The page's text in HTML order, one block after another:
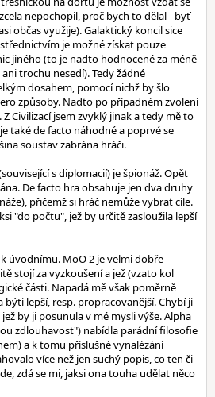
nepochopil, proč bych to dělal - byť
občas využije). Galaktický koncil sice
je možné získat pouze
jiného (to je nadto hodnocené za méně
trochu nesedí). Tedy žádné
dosahem, pomocí nichž by šlo
způsoby. Nadto po případném zvolení
Civilizací jsem zvyklý jinak a tedy mě to
také de facto náhodné a poprvé se
soustav zabrána hráči.
s diplomacií) je špionáž. Opět
De facto hra obsahuje jen dva druhy
přičemž si hráč nemůže vybrat cíle.
"do počtu", jež by určitě zasloužila lepší
úvodnímu. MoO 2 je velmi dobře
stojí za vyzkoušení a jež (vzato kol
části. Napadá mě však poměrně
lepší, resp. propracovanější. Chybí ji
by ji posunula v mé mysli výše. Alpha
zdlouhavost") nabídla parádní filosofie
a k tomu příslušné vynalézání
více než jen suchý popis, co ten či
zdá se mi, jaksi ona touha udělat něco